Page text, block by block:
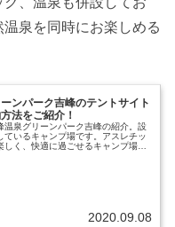
泉を同時にお楽しめる
ンパーク吉峰のテントサイト
法をご紹介！
温泉グリーンパーク吉峰の紹介。設
ているキャンプ場です。アスレチッ
く、快適に過ごせるキャンプ場な
2020.09.08